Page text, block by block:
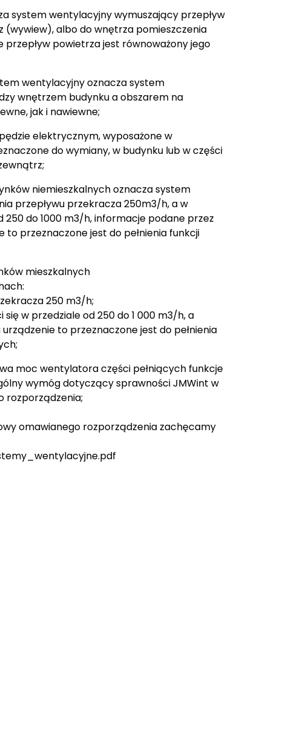
system wentylacyjny wymuszający przepływ
albo do wnętrza pomieszczenia
powietrza jest równoważony jego
wentylacyjny oznacza system
wnętrzem budynku a obszarem na
jak i nawiewne;
elektrycznym, wyposażone w
do wymiany, w budynku lub w części
niemieszkalnych oznacza system
przepływu przekracza 250m3/h, a w
do 1000 m3/h, informacje podane przez
przeznaczone jest do pełnienia funkcji
mieszkalnych
250 m3/h;
w przedziale od 250 do 1 000 m3/h, a
to przeznaczone jest do pełnienia
moc wentylatora części pełniących funkcje
wymóg dotyczący sprawności JMWint w
rozporządzenia;
omawianego rozporządzenia zachęcamy